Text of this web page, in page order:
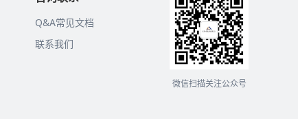
Q&A常见文档
联系我们
微信扫描关注公众号